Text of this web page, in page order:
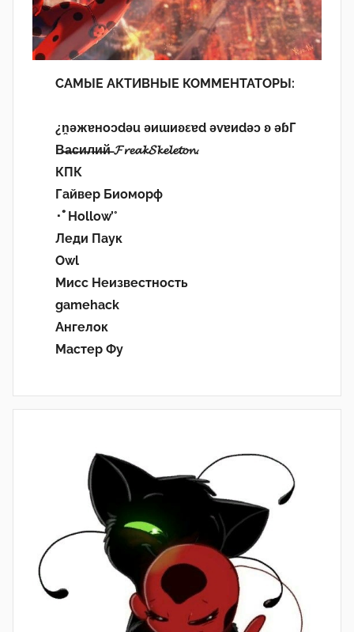
САМЫЕ АКТИВНЫЕ КОММЕНТАТОРЫ:
¿n̯ǝжɐноɔdǝu ǝиɯиʚεɐd ǝvɐиdǝɔ ʚ ǝɓГ
В̶а̶с̶и̶л̶и̶й̶ 𝓕𝓻𝓮𝓪𝓴𝓢𝓴𝓮𝓵𝓮𝓽𝓸𝓷.
КПК
Гайвер Биоморф
･ﾟHollow’°
Леди Паук
Owl
Мисс Неизвестность
gamehack
Ангелок
Мастер Фу